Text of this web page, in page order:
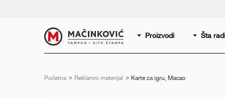
Proizvodi Šta
Početna Reklamni materijal Trenutno:
Karte za igru, Macao